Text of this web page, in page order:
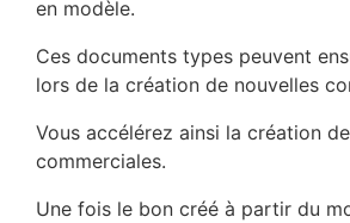
en modèle.
Ces documents types peuvent
lors de la création de nouvelles
Vous accélérez ainsi la création
commerciales.
Une fois le bon créé à partir du